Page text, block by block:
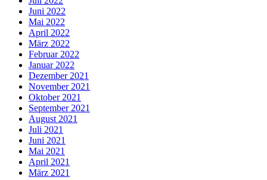
Juni 2022
Mai 2022
April 2022
März 2022
Februar 2022
Januar 2022
Dezember 2021
November 2021
Oktober 2021
September 2021
August 2021
Juli 2021
Juni 2021
Mai 2021
April 2021
März 2021